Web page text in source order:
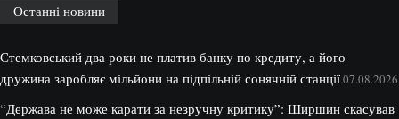
Останні новини
Стемковський два роки не платив банку по кредиту, а його
дружина заробляє мільйони на підпільній сонячній станції07.08.2026
“Держава не може карати за незручну критику”: Ширшин скасував